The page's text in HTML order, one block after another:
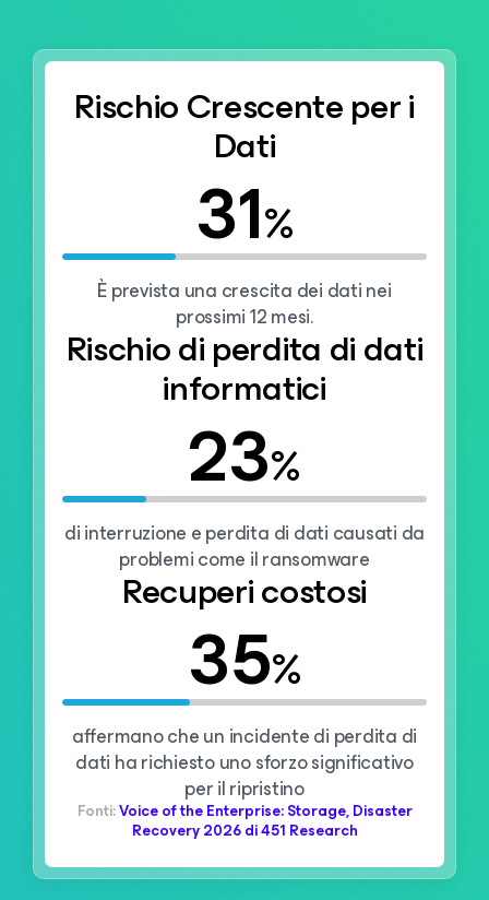
Rischio Crescente per i
Dati
31%
È prevista una crescita dei dati nei
prossimi 12 mesi.
Rischio di perdita di dati
informatici
23%
di interruzione e perdita di dati causati da
problemi come il ransomware
Recuperi costosi
35%
affermano che un incidente di perdita di
dati ha richiesto uno sforzo significativo
per il ripristino
Fonti:Voice of the Enterprise: Storage, Disaster
Recovery 2026 di 451 Research